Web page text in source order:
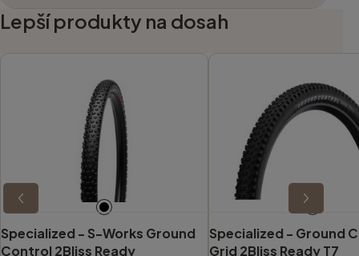
Lepší produkty na dosah
Specialized - S-Works Ground
Control 2Bliss Ready
Specialized - Ground
Grid 2Bliss Ready T7